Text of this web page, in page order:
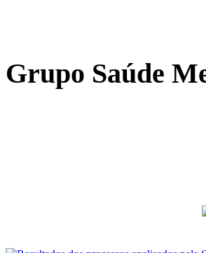
Grupo Saúde